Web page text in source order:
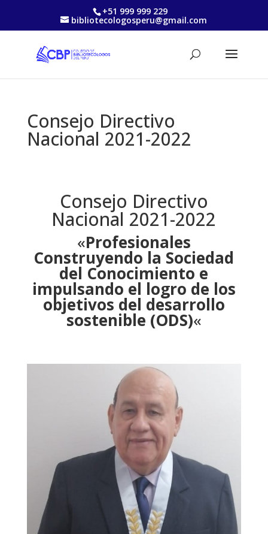
+51 999 999 229
bibliotecologosperu@gmail.com
Consejo Directivo
Nacional 2021-2022
Consejo Directivo
Nacional 2021-2022
«Profesionales
Construyendo la Sociedad
del Conocimiento e
impulsando el logro de los
objetivos del desarrollo
sostenible (ODS)«